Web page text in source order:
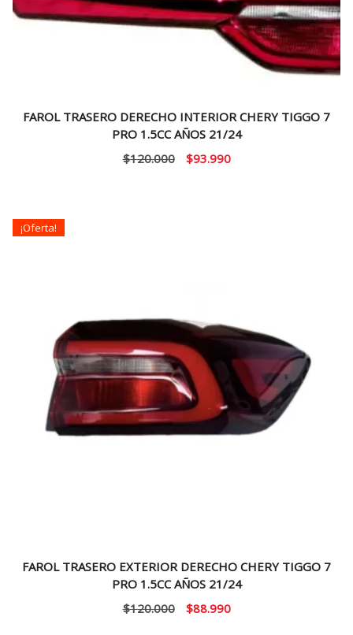
FAROL TRASERO DERECHO INTERIOR CHERY TIGGO 7
PRO 1.5CC AÑOS 21/24
$120.000
El
$93.990El
¡Oferta!
FAROL TRASERO EXTERIOR DERECHO CHERY TIGGO 7
PRO 1.5CC AÑOS 21/24
$120.000
El
$88.990El